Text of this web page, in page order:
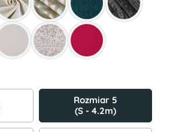
Rozmiar 5
(S - 4.2m)